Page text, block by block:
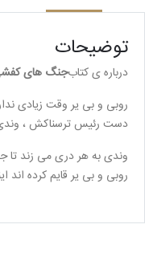
توضیحات
درباره ی کتابجنگ های
روبی و بی یر وقت زیادی
دست رئیس ترسناکش ،
وندی به هر دری می زند تا
روبی و بی یر قایم کرده